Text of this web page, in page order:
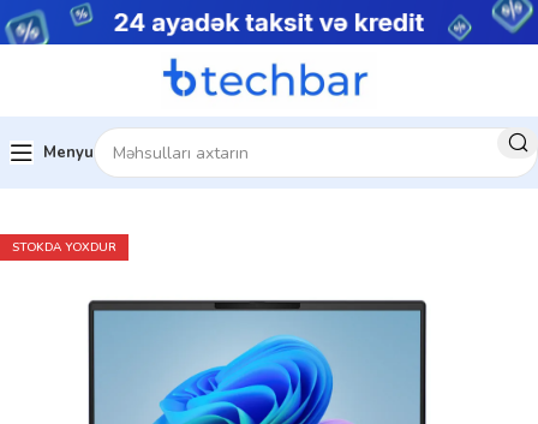
Menyu
Ev Noutbuklar Biznes noutbukları
STOKDA YOXDUR